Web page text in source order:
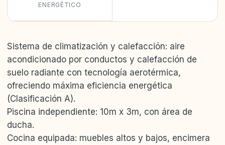
ENERGÉTICO
Sistema de climatización y calefacción: aire
acondicionado por conductos y calefacción de
suelo radiante con tecnología aerotérmica,
ofreciendo máxima eficiencia energética
(Clasificación A).
Piscina independiente: 10m x 3m, con área de
ducha.
Cocina equipada: muebles altos y bajos, encimera